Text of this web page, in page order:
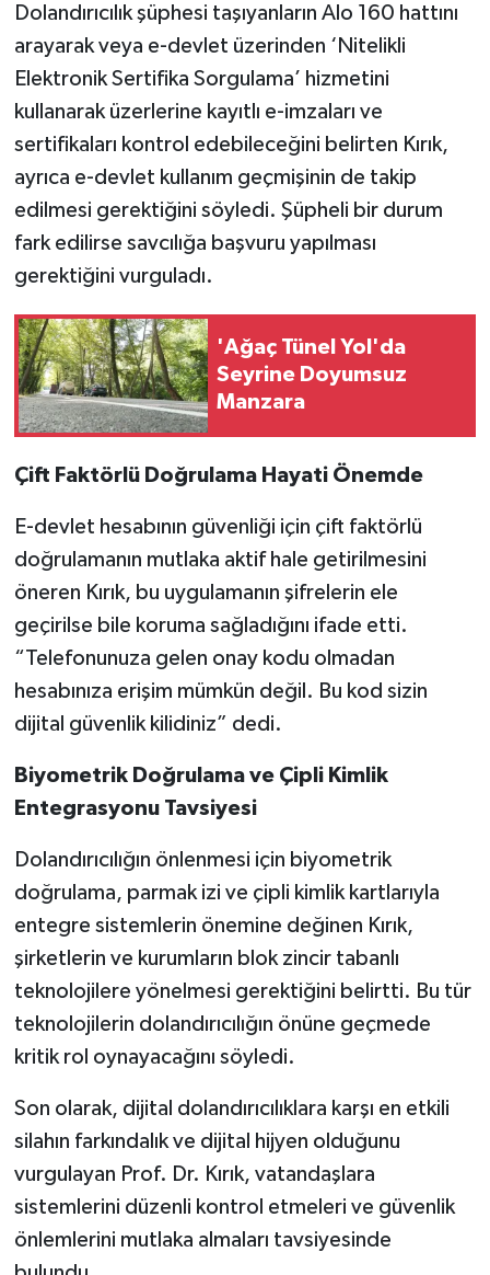
Dolandırıcılık şüphesi taşıyanların Alo 160 hattını
arayarak veya e-devlet üzerinden ‘Nitelikli
Elektronik Sertifika Sorgulama’ hizmetini
kullanarak üzerlerine kayıtlı e-imzaları ve
sertifikaları kontrol edebileceğini belirten Kırık,
ayrıca e-devlet kullanım geçmişinin de takip
edilmesi gerektiğini söyledi. Şüpheli bir durum
fark edilirse savcılığa başvuru yapılması
gerektiğini vurguladı.
'Ağaç Tünel Yol'da
Seyrine Doyumsuz
Manzara
Çift Faktörlü Doğrulama Hayati Önemde
E-devlet hesabının güvenliği için çift faktörlü
doğrulamanın mutlaka aktif hale getirilmesini
öneren Kırık, bu uygulamanın şifrelerin ele
geçirilse bile koruma sağladığını ifade etti.
“Telefonunuza gelen onay kodu olmadan
hesabınıza erişim mümkün değil. Bu kod sizin
dijital güvenlik kilidiniz” dedi.
Biyometrik Doğrulama ve Çipli Kimlik
Entegrasyonu Tavsiyesi
Dolandırıcılığın önlenmesi için biyometrik
doğrulama, parmak izi ve çipli kimlik kartlarıyla
entegre sistemlerin önemine değinen Kırık,
şirketlerin ve kurumların blok zincir tabanlı
teknolojilere yönelmesi gerektiğini belirtti. Bu tür
teknolojilerin dolandırıcılığın önüne geçmede
kritik rol oynayacağını söyledi.
Son olarak, dijital dolandırıcılıklara karşı en etkili
silahın farkındalık ve dijital hijyen olduğunu
vurgulayan Prof. Dr. Kırık, vatandaşlara
sistemlerini düzenli kontrol etmeleri ve güvenlik
önlemlerini mutlaka almaları tavsiyesinde